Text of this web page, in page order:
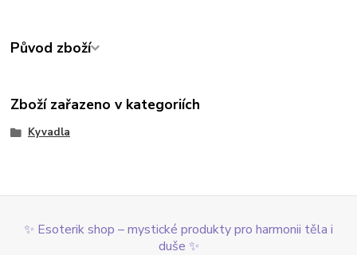
Původ zboží
Zboží zařazeno v kategoriích
Kyvadla
✨ Esoterik shop – mystické produkty pro harmonii těla i
duše ✨